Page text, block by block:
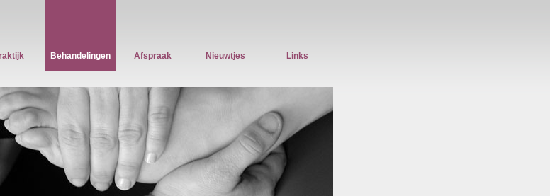
Behandelingen Afspraak Nieuwtjes Links